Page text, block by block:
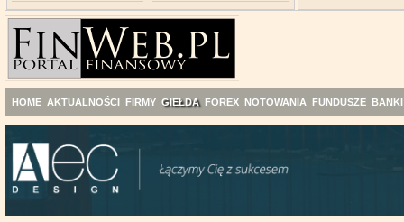
HOME AKTUALNOŚCI FIRMY GIEŁDA FOREX NOTOWANIA FUNDUSZE BANKI